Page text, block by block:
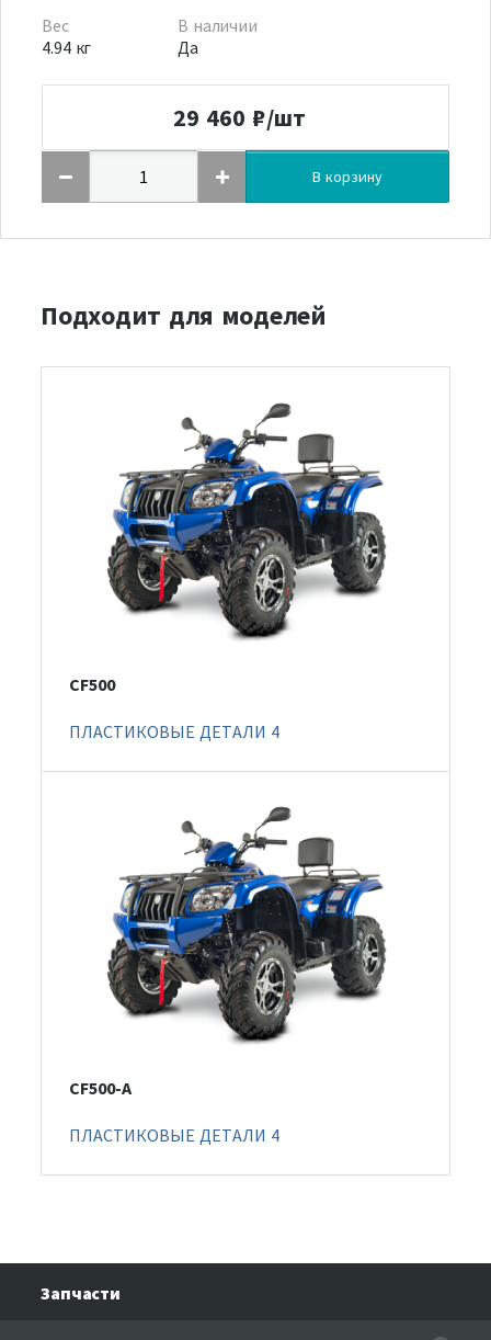
Вес
4.94 кг
В наличии
Да
29 460 ₽/шт
В корзину
Подходит для моделей
CF500
ПЛАСТИКОВЫЕ ДЕТАЛИ 4
CF500-A
ПЛАСТИКОВЫЕ ДЕТАЛИ 4
Запчасти